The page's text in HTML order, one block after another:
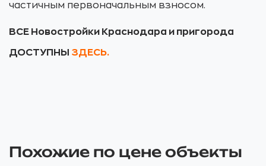
частичным первоначальным взносом.
ВСЕ Новостройки Краснодара и пригорода
ДОСТУПНЫ ЗДЕСЬ.
Похожие по цене объекты